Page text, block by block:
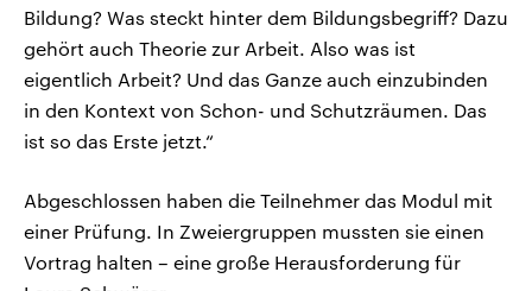
Bildung? Was steckt hinter dem Bildungsbegriff? Dazu
gehört auch Theorie zur Arbeit. Also was ist
eigentlich Arbeit? Und das Ganze auch einzubinden
in den Kontext von Schon- und Schutzräumen. Das
ist so das Erste jetzt.“
Abgeschlossen haben die Teilnehmer das Modul mit
einer Prüfung. In Zweiergruppen mussten sie einen
Vortrag halten – eine große Herausforderung für